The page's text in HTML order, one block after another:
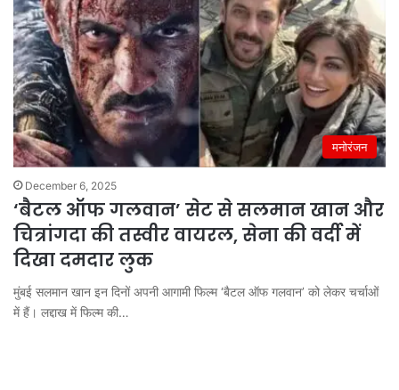
मनोरंजन
December 6, 2025
‘बैटल ऑफ गलवान’ सेट से सलमान खान और
चित्रांगदा की तस्वीर वायरल, सेना की वर्दी में
दिखा दमदार लुक
मुंबई सलमान खान इन दिनों अपनी आगामी फिल्म ‘बैटल ऑफ गलवान’ को लेकर चर्चाओं
में हैं। लद्दाख में फिल्म की…